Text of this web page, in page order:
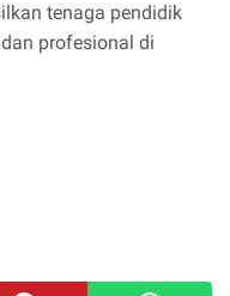
tenaga pendidik
profesional di